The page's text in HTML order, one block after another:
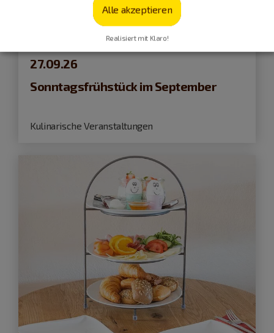
Dietfurt a.d.Altmühl
27.09.26
Sonntagsfrühstück im September
Kulinarische Veranstaltungen
Alle akzeptieren
Realisiert mit Klaro!